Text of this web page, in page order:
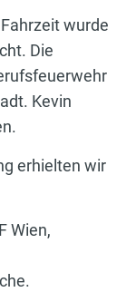
wurde
Die
Kevin
erhielten wir
Wien,